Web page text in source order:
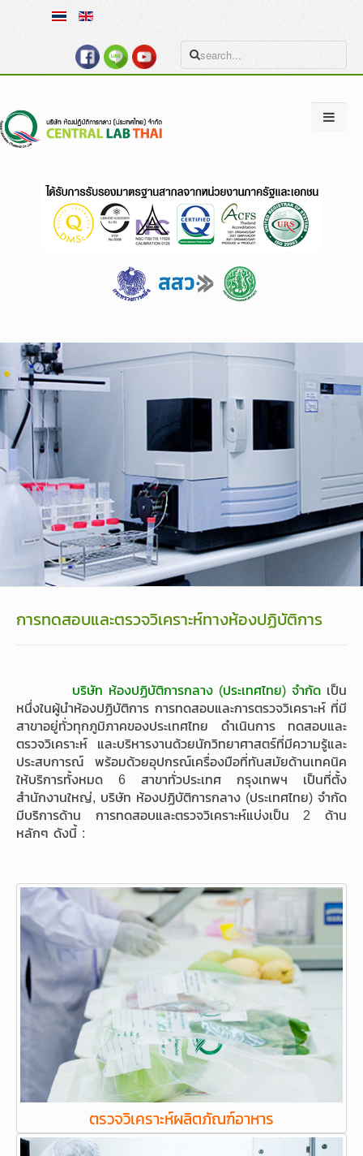
การทดสอบและตรวจวิเคราะห์ทางห้องปฏิบัติการ
บริษัท ห้องปฏิบัติการกลาง (ประเทศไทย) จำกัด เป็น
หนึ่งในผู้นำห้องปฏิบัติการ การทดสอบและการตรวจวิเคราะห์ ที่มี
สาขาอยู่ทั่วทุกภูมิภาคของประเทศไทย ดำเนินการ ทดสอบและ
ตรวจวิเคราะห์ และบริหารงานด้วยนักวิทยาศาสตร์ที่มีความรู้และ
ประสบการณ์ พร้อมด้วยอุปกรณ์เครื่องมือที่ทันสมัยด้านเทคนิค
ให้บริการทั้งหมด 6 สาขาทั่วประเทศ กรุงเทพฯ เป็นที่ตั้ง
สำนักงานใหญ่, บริษัท ห้องปฏิบัติการกลาง (ประเทศไทย) จำกัด
มีบริการด้าน การทดสอบและตรวจวิเคราะห์แบ่งเป็น 2 ด้าน
หลักๆ ดังนี้ :
ตรวจวิเคราะห์ผลิตภัณฑ์อาหาร